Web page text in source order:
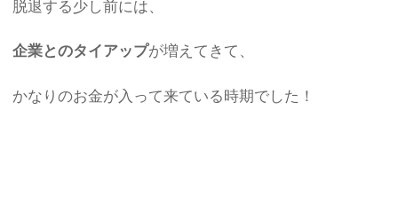
脱退する少し前には、
企業とのタイアップが増えてきて、
かなりのお金が入って来ている時期でした！